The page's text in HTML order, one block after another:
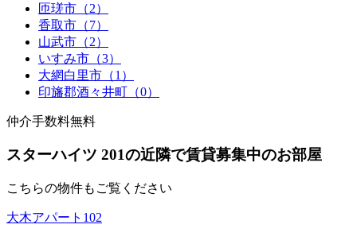
匝瑳市（2）
香取市（7）
山武市（2）
いすみ市（3）
大網白里市（1）
印旛郡酒々井町（0）
仲介手数料無料
スターハイツ 201の近隣で賃貸募集中のお部屋
こちらの物件もご覧ください
大木アパート102